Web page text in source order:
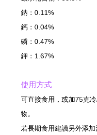
鈉：0.11%
鈣：0.04%
磷：0.47%
鉀：1.67%
使用方式
可直接食用，或加75克
物。
若長期食用建議另外添